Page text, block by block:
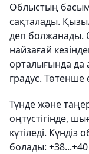
Облыстың басым
сақталады.
деп болжанады.
найзағай
орталығында да
градус. Төтенше
Түнде және
оңтүстігінде,
күтіледі.
болады: